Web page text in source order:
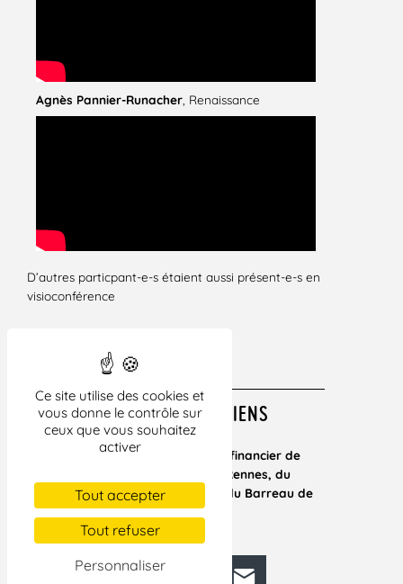
Ce site utilise des cookies et
vous donne le contrôle sur
ceux que vous souhaitez
activer
Tout accepter
Tout refuser
Personnaliser
Agnès Pannier-Runacher , Renaissance
D’autres particpant-e-s étaient aussi présent-e-s en
visioconférence
LA LDH REMERCIE SES SOUTIENS
Congrès organisé avec le soutien financier de
Rennes métropole, de la ville de Rennes, du
département d’Ille-et-Villaine et du Barreau de
Rennes.
Facebook
BlueskyMastodonLinkedIn